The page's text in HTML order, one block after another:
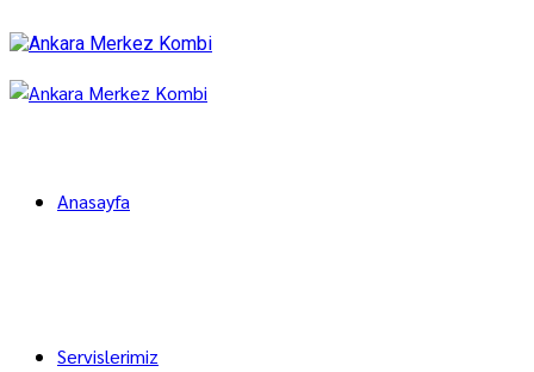
Anasayfa
Servislerimiz